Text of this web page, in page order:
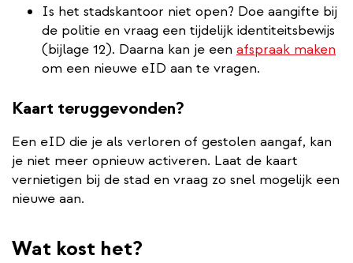
Is het stadskantoor niet open? Doe aangifte bij
de politie en vraag een tijdelijk identiteitsbewijs
(bijlage 12). Daarna kan je een afspraak maken
om een nieuwe eID aan te vragen.
Kaart teruggevonden?
Een eID die je als verloren of gestolen aangaf, kan
je niet meer opnieuw activeren. Laat de kaart
vernietigen bij de stad en vraag zo snel mogelijk een
nieuwe aan.
Wat kost het?